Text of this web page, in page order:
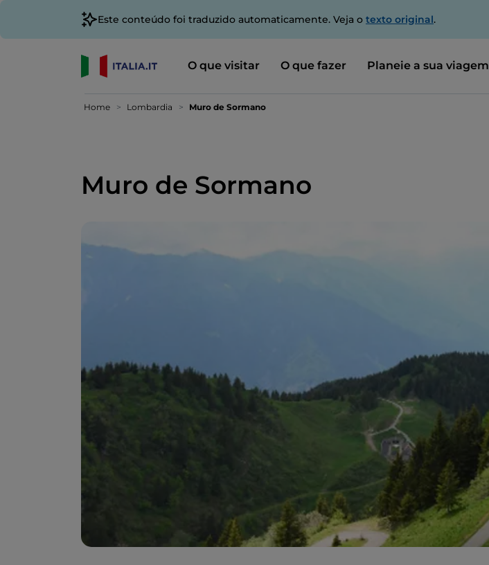
Este conteúdo foi traduzido automaticamente. Veja o texto original.
O que visitar O que fazer Planeie a sua viagem
Home Lombardia Muro de Sormano
Muro de Sormano